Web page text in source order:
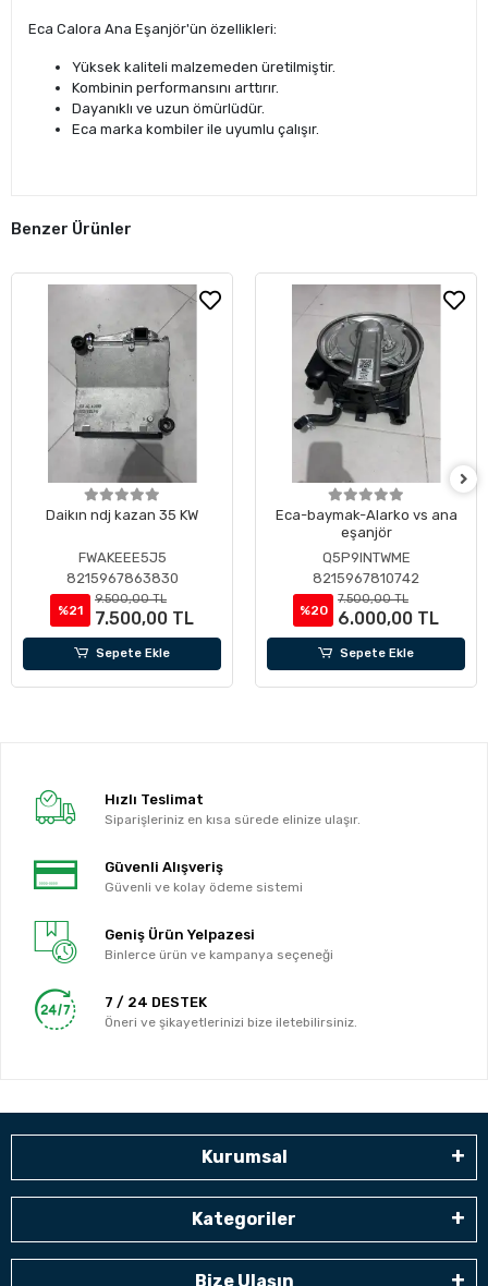
Eca Calora Ana Eşanjör'ün özellikleri:
Yüksek kaliteli malzemeden üretilmiştir.
Kombinin performansını arttırır.
Dayanıklı ve uzun ömürlüdür.
Eca marka kombiler ile uyumlu çalışır.
Benzer Ürünler
Daikın ndj kazan 35 KW
FWAKEEE5J5
8215967863830
%21
9.500,00 TL
7.500,00 TL
Sepete Ekle
Eca-baymak-Alarko vs ana
eşanjör
Q5P9INTWME
8215967810742
%20
7.500,00 TL
6.000,00 TL
Sepete Ekle
Hızlı Teslimat
Siparişleriniz en kısa sürede elinize ulaşır.
Güvenli Alışveriş
Güvenli ve kolay ödeme sistemi
Geniş Ürün Yelpazesi
Binlerce ürün ve kampanya seçeneği
7 / 24 DESTEK
Öneri ve şikayetlerinizi bize iletebilirsiniz.
Kurumsal
Kategoriler
Bize Ulaşın